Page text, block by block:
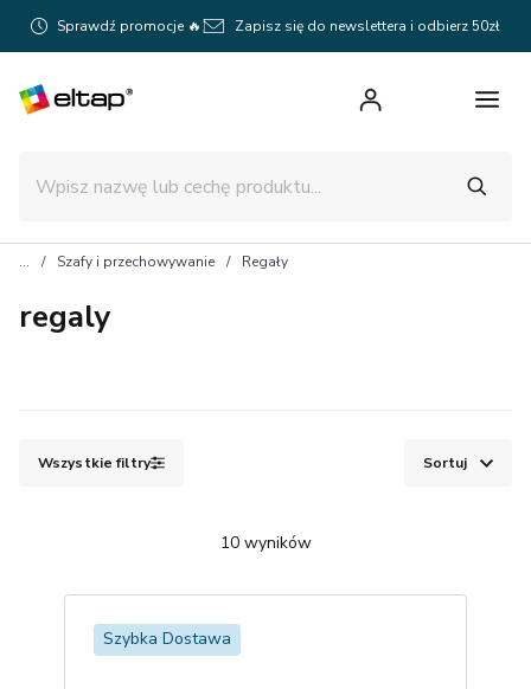
Sprawdź promocje 🔥 Zapisz się do newslettera i odbierz 50zł
Szafy i przechowywanie Regały
regaly
10wyników
Wszystkie filtry Sortuj
Szybka Dostawa